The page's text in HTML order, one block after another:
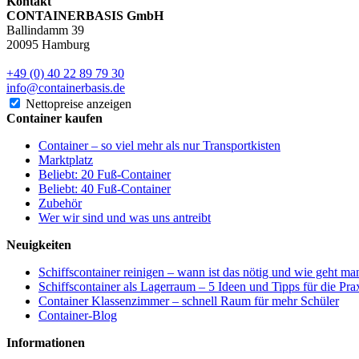
CONTAINERBASIS GmbH
Ballindamm 39
20095 Hamburg
+49 (0) 40 22 89 79 30
info@containerbasis.de
Nettopreise anzeigen
Container kaufen
Container – so viel mehr als nur Transportkisten
Marktplatz
Beliebt: 20 Fuß-Container
Beliebt: 40 Fuß-Container
Zubehör
Wer wir sind und was uns antreibt
Neuigkeiten
Schiffscontainer reinigen – wann ist das nötig und wie geht
Schiffscontainer als Lagerraum – 5 Ideen und Tipps für die
Container Klassenzimmer – schnell Raum für mehr Schüler
Container-Blog
Informationen